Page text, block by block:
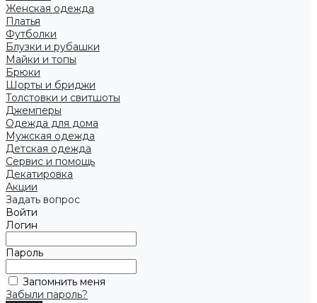
Женская одежда
Платья
Футболки
Блузки и рубашки
Майки и топы
Брюки
Шорты и бриджи
Толстовки и свитшоты
Джемперы
Одежда для дома
Мужская одежда
Детская одежда
Сервис и помощь
Декатировка
Акции
Задать вопрос
Войти
Логин
Пароль
Запомнить меня
Забыли пароль?